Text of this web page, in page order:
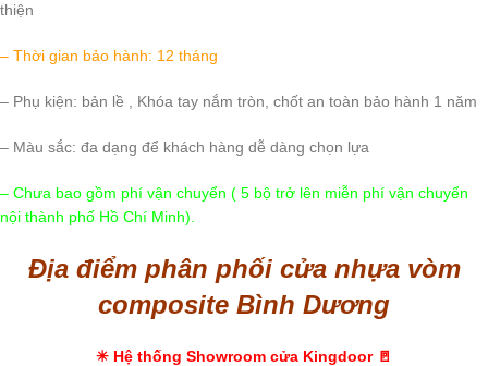
thiện
– Thời gian bảo hành: 12 tháng
– Phụ kiện: bản lề , Khóa tay nắm tròn, chốt an toàn bảo hành 1 năm
– Màu sắc: đa dạng để khách hàng dễ dàng chọn lựa
– Chưa bao gồm phí vận chuyển ( 5 bộ trở lên miễn phí vận chuyển
nội thành phố Hồ Chí Minh).
Địa điểm phân phối cửa nhựa vòm
composite Bình Dương
✳ Hệ thống Showroom cửa Kingdoor 🚪